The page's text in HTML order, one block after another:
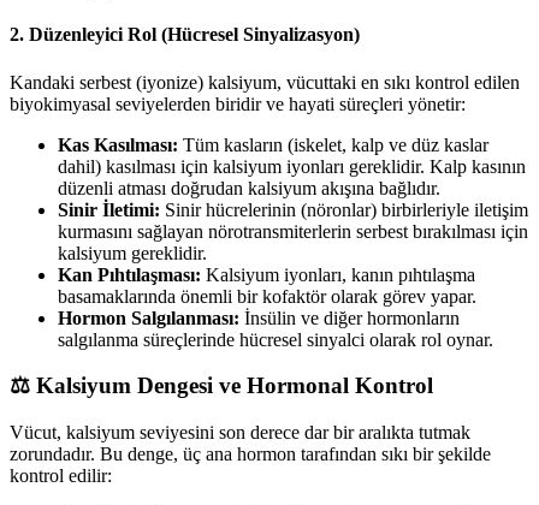
2. Düzenleyici Rol (Hücresel Sinyalizasyon)
Kandaki serbest (iyonize) kalsiyum, vücuttaki en sıkı kontrol edilen
biyokimyasal seviyelerden biridir ve hayati süreçleri yönetir:
Kas Kasılması: Tüm kasların (iskelet, kalp ve düz kaslar
dahil) kasılması için kalsiyum iyonları gereklidir. Kalp kasının
düzenli atması doğrudan kalsiyum akışına bağlıdır.
Sinir İletimi: Sinir hücrelerinin (nöronlar) birbirleriyle iletişim
kurmasını sağlayan nörotransmiterlerin serbest bırakılması için
kalsiyum gereklidir.
Kan Pıhtılaşması: Kalsiyum iyonları, kanın pıhtılaşma
basamaklarında önemli bir kofaktör olarak görev yapar.
Hormon Salgılanması: İnsülin ve diğer hormonların
salgılanma süreçlerinde hücresel sinyalci olarak rol oynar.
⚖️ Kalsiyum Dengesi ve Hormonal Kontrol
Vücut, kalsiyum seviyesini son derece dar bir aralıkta tutmak
zorundadır. Bu denge, üç ana hormon tarafından sıkı bir şekilde
kontrol edilir: